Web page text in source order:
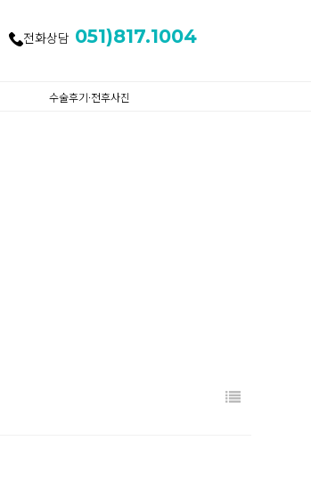
전화상담 051)817.1004
수술후기·전후사진